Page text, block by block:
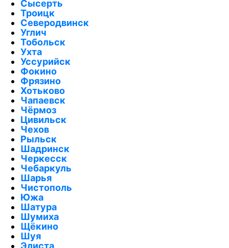
Сысерть
Троицк
Северодвинск
Углич
Тобольск
Ухта
Уссурийск
Фокино
Фрязино
Хотьково
Чапаевск
Чёрмоз
Цивильск
Чехов
Рыльск
Шадринск
Черкесск
Чебаркуль
Шарья
Чистополь
Южа
Шатура
Шумиха
Щёкино
Шуя
Элиста